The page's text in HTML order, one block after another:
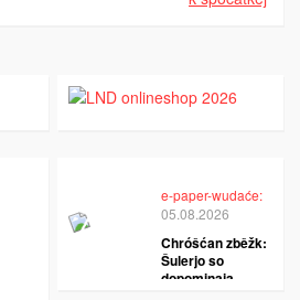
e-paper-wudaće:
05.08.2026
Chróšćan zběžk:
Šulerjo so
dopominaja